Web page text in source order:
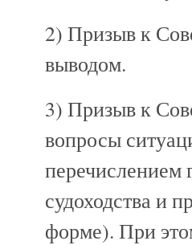
2) Призыв к
выводом.
3) Призыв к
вопросы
перечислением
судоходства и
форме). При